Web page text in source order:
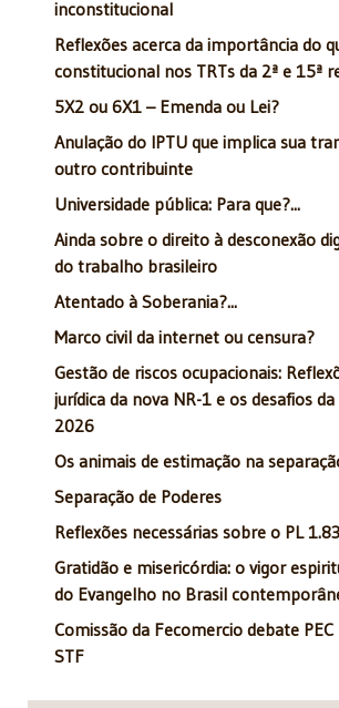
inconstitucional
Reflexões acerca da importância do
constitucional nos TRTs da 2ª e 15ª
5X2 ou 6X1 – Emenda ou Lei?
Anulação do IPTU que implica sua
outro contribuinte
Universidade pública: Para que?...
Ainda sobre o direito à desconexão
do trabalho brasileiro
Atentado à Soberania?...
Marco civil da internet ou censura?
Gestão de riscos ocupacionais:
jurídica da nova NR-1 e os desafios
2026
Os animais de estimação na
Separação de Poderes
Reflexões necessárias sobre o PL
Gratidão e misericórdia: o vigor
do Evangelho no Brasil
Comissão da Fecomercio debate
STF